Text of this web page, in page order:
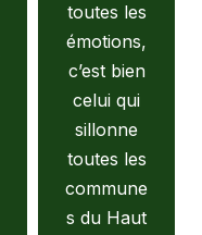
toutes les
émotions,
c’est bien
celui qui
sillonne
toutes les
commune
s du Haut